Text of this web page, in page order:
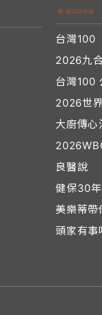
台灣100
2026九
台灣100
2026世
大廚傳心
良醫說
健保30
美樂蒂帶
頭家有事